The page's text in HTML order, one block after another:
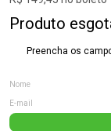
Produto
Preencha os